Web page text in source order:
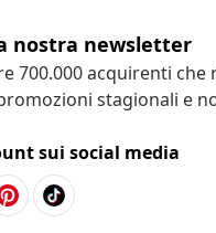
nostra newsletter
700.000 acquirenti
stagionali e
sui social media